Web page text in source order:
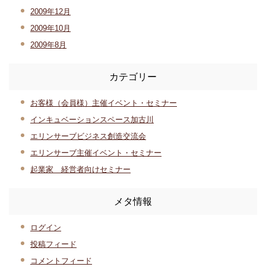
2009年12月
2009年10月
2009年8月
カテゴリー
お客様（会員様）主催イベント・セミナー
インキュベーションスペース加古川
エリンサーブビジネス創造交流会
エリンサーブ主催イベント・セミナー
起業家 経営者向けセミナー
メタ情報
ログイン
投稿フィード
コメントフィード